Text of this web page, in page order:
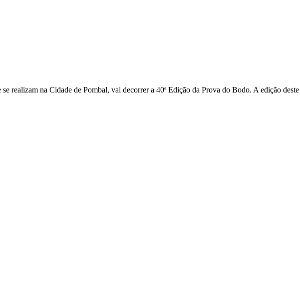
realizam na Cidade de Pombal, vai decorrer a 40ª Edição da Prova do Bodo. A edição